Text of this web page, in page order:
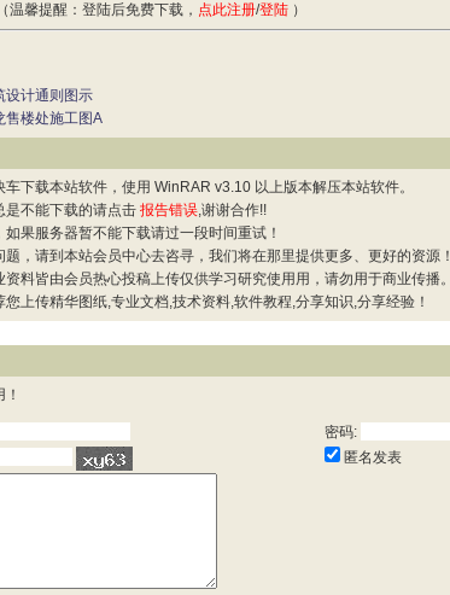
温馨提醒：登陆后免费下载， 点此注册/登陆 ）
设计通则图示
售楼处施工图A
下载本站软件，使用 WinRAR v3.10 以上版本解压本站软件。
不能下载的请点击 报告错误,谢谢合作!!
果服务器暂不能下载请过一段时间重试！
，请到本站会员中心去咨寻，我们将在那里提供更多、更好的资源！
料皆由会员热心投稿上传仅供学习研究使用用，请勿用于商业传播。
上传精华图纸,专业文档,技术资料,软件教程,分享知识,分享经验！
密码:
匿名发表